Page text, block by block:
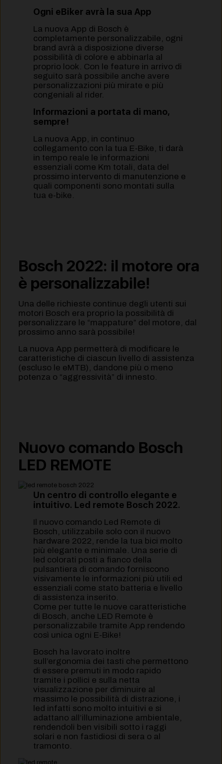
Ogni eBiker avrà la sua App
La nuova App di Bosch è
completamente personalizzabile, ogni
brand avrà a disposizione diverse
possibilità di colore e abbinarla al
proprio look. Con le feature in arrivo di
seguito sarà possibile anche avere
personalizzazioni più mirate e più
congeniali al rider.
Informazioni a portata di mano,
sempre!
La nuova App, in continuo
collegamento con la tua E-Bike, ti darà
in tempo reale le informazioni
essenziali come Km totali, data del
prossimo intervento di manutenzione e
quali componenti sono montati sulla
tua e-bike.
Bosch 2022: il motore ora
è personalizzabile!
Una delle richieste continue degli utenti sui
motori Bosch era proprio la possibilità di
personalizzare le “mappature” del motore, dal
prossimo anno sarà possibile!
La nuova App permetterà di modificare le
caratteristiche di ciascun livello di assistenza
(escluso le eMTB), dandone più o meno
potenza o “aggressività” di innesto.
Nuovo comando Bosch
LED REMOTE
Un centro di controllo elegante e
intuitivo. Led remote Bosch 2022.
Il nuovo comando Led Remote di
Bosch, utilizzabile solo con il nuovo
hardware 2022, rende la tua bici molto
più elegante e minimale. Una serie di
led colorati posti a fianco della
pulsantiera di comando forniscono
visivamente le informazioni più utili ed
essenziali come stato batteria e livello
di assistenza inserito.
Come per tutte le nuove caratteristiche
di Bosch, anche LED Remote è
personalizzabile tramite App rendendo
così unica ogni E-Bike!
Bosch ha lavorato inoltre
sull’ergonomia dei tasti che permettono
di essere premuti in modo rapido
tramite i pollici e sulla netta
visualizzazione per diminuire al
massimo le possibilità di distrazione, i
led infatti sono molto intuitivi e si
adattano all’illuminazione ambientale,
rendendoli ben visibili sotto i raggi
solari e non fastidiosi di sera o al
tramonto.